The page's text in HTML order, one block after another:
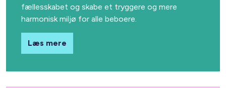
fællesskabet og skabe et tryggere og mere
harmonisk miljø for alle beboere.
Læs mere